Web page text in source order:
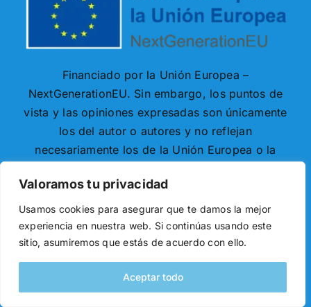
Valoramos tu privacidad
Usamos cookies para asegurar que te damos la mejor
experiencia en nuestra web. Si continúas usando este
sitio, asumiremos que estás de acuerdo con ello.
Aceptar todo
Financiado por la Unión Europea –
NextGenerationEU. Sin embargo, los puntos de
vista y las opiniones expresadas son únicamente
los del autor o autores y no reflejan
necesariamente los de la Unión Europea o la
Comisión Europea pueden ser consideradas
responsables de las mismas.